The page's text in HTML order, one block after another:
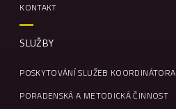
KONTAKT
SLUŽBY
POSKYTOVÁNÍ SLUŽEB KOORDINÁTORA
PORADENSKÁ A METODICKÁ ČINNOST